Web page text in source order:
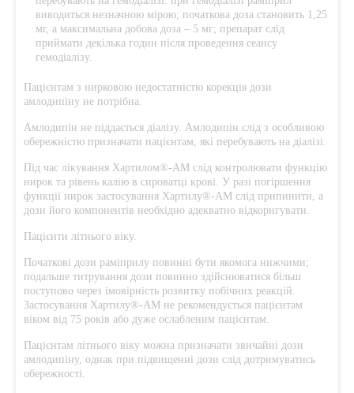
виводиться незначною мірою; початкова доза становить 1,25
мг, а максимальна добова доза – 5 мг; препарат слід
приймати декілька годин після проведення сеансу
гемодіалізу.
Пацієнтам з нирковою недостатністю корекція дози
амлодипіну не потрібна.
Амлодипін не піддається діалізу. Амлодипін слід з особливою
обережністю призначати пацієнтам, які перебувають на діалізі.
Під час лікування Хартилом®-AM слід контролювати функцію
нирок та рівень калію в сироватці крові. У разі погіршення
функції нирок застосування Хартилу®-AM слід припинити, а
дози його компонентів необхідно адекватно відкоригувати.
Пацієнти літнього віку.
Початкові дози раміприлу повинні бути якомога нижчими;
подальше титрування дози повинно здійснюватися більш
поступово через імовірність розвитку побічних реакцій.
Застосування Хартилу®-AM не рекомендується пацієнтам
віком від 75 років або дуже ослабленим пацієнтам.
Пацієнтам літнього віку можна призначати звичайні дози
амлодипіну, однак при підвищенні дози слід дотримуватись
обережності.